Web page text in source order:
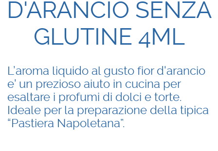
D'ARANCIO SENZA
GLUTINE 4ML
L’aroma liquido al gusto fior d'arancio
e' un prezioso aiuto in cucina per
esaltare i profumi di dolci e torte.
Ideale per la preparazione della tipica
“Pastiera Napoletana”.